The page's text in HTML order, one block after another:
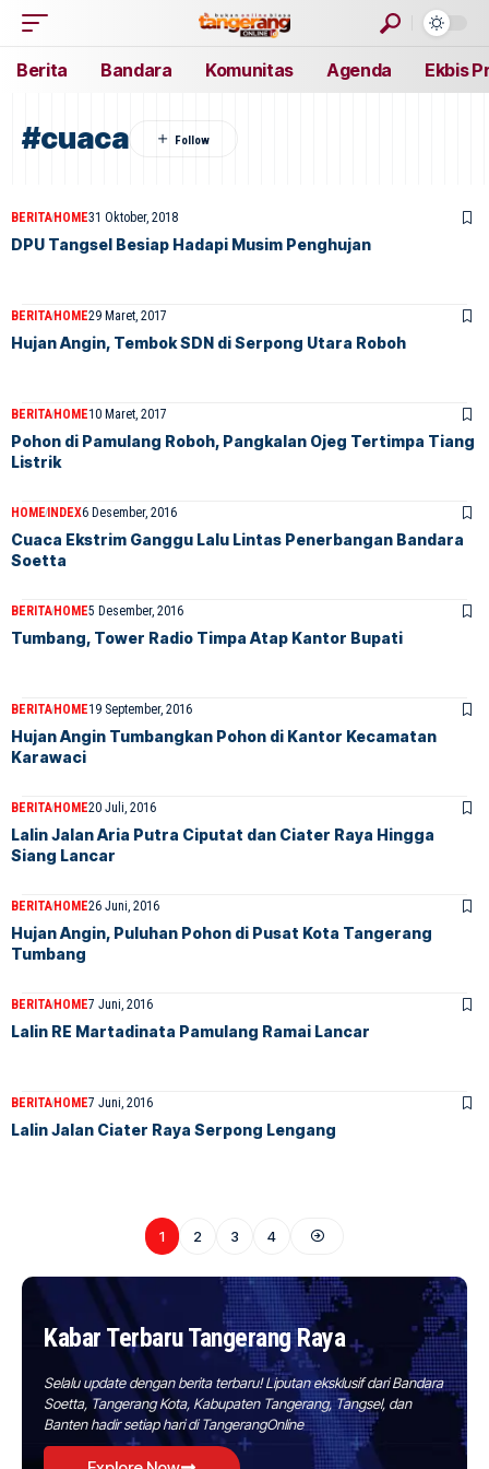
Berita Bandara Komunitas Agenda Ekbis
#cuaca
BERITAHOME31 Oktober, 2018
DPU Tangsel Besiap Hadapi Musim Penghujan
BERITAHOME29 Maret, 2017
Hujan Angin, Tembok SDN di Serpong Utara Roboh
BERITAHOME10 Maret, 2017
Pohon di Pamulang Roboh, Pangkalan Ojeg Tertimpa Tiang
Listrik
HOMEINDEX6 Desember, 2016
Cuaca Ekstrim Ganggu Lalu Lintas Penerbangan Bandara
Soetta
BERITAHOME5 Desember, 2016
Tumbang, Tower Radio Timpa Atap Kantor Bupati
BERITAHOME19 September, 2016
Hujan Angin Tumbangkan Pohon di Kantor Kecamatan
Karawaci
BERITAHOME20 Juli, 2016
Lalin Jalan Aria Putra Ciputat dan Ciater Raya Hingga
Siang Lancar
BERITAHOME26 Juni, 2016
Hujan Angin, Puluhan Pohon di Pusat Kota Tangerang
Tumbang
BERITAHOME7 Juni, 2016
Lalin RE Martadinata Pamulang Ramai Lancar
BERITAHOME7 Juni, 2016
Lalin Jalan Ciater Raya Serpong Lengang
1 2 3 4
Kabar Terbaru Tangerang Raya
Selalu update dengan berita terbaru! Liputan eksklusif dari Bandara
Soetta, Tangerang Kota, Kabupaten Tangerang, Tangsel, dan
Banten hadir setiap hari di TangerangOnline